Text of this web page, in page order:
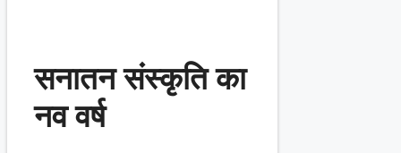
सनातन संस्कृति का
नव वर्ष